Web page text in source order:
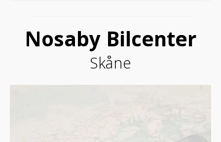
Nosaby Bilcenter
Skåne